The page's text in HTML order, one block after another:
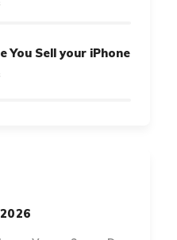
You Sell your iPhone